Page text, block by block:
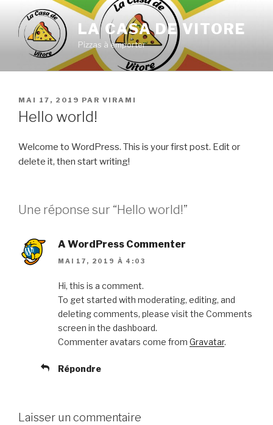
contenu
principal
LA CASA DE VITORE
Pizzas à emporter
PUBLIÉ
LE
MAI 17, 2019 PAR VIRAMI
Hello world!
Welcome to WordPress. This is your first post. Edit or
delete it, then start writing!
Une réponse sur “Hello world!”
A WordPress Commenter
MAI 17, 2019 À 4:03
Hi, this is a comment.
To get started with moderating, editing, and
deleting comments, please visit the Comments
screen in the dashboard.
Commenter avatars come from Gravatar.
Répondre
Laisser un commentaire